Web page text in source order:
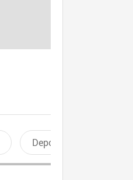
Deportes recreativos